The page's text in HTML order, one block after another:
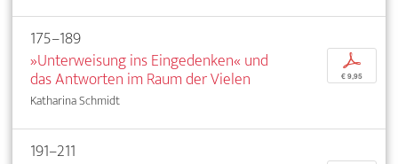
175–189
»Unterweisung ins Eingedenken« und
das Antworten im Raum der Vielen
Katharina Schmidt
p
€ 9,95
191–211